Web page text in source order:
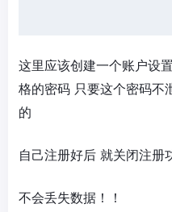
这里应该创建一个账户设
格的密码 只要这个密码不
的
自己注册好后 就关闭注册
不会丢失数据！！